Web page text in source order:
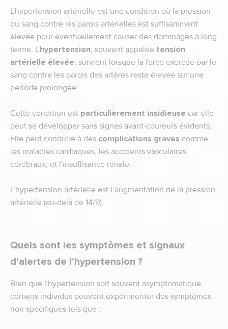
L'hypertension artérielle est une condition où la pression
du sang contre les parois artérielles est suffisamment
élevée pour éventuellement causer des dommages à long
terme. L'hypertension, souvent appelée tension
artérielle élevée, survient lorsque la force exercée par le
sang contre les parois des artères reste élevée sur une
période prolongée.
Cette condition est particulièrement insidieuse car elle
peut se développer sans signes avant-coureurs évidents.
Elle peut conduire à des complications graves comme
les maladies cardiaques, les accidents vasculaires
cérébraux, et l'insuffisance rénale.
L’hypertension artérielle est l’augmentation de la pression
artérielle (au-delà de 14/9).
Quels sont les symptômes et signaux
d’alertes de l'hypertension ?
Bien que l'hypertension soit souvent asymptomatique,
certains individus peuvent expérimenter des symptômes
non spécifiques tels que :